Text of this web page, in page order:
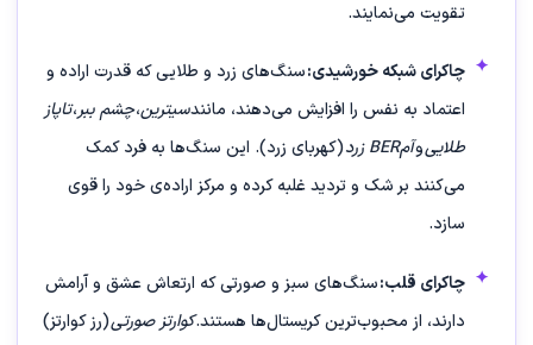
تقویت می‌نمایند.
چاکرای شبکه خورشیدی:سنگ‌های زرد و طلایی که قدرت اراده و
اعتماد به نفس را افزایش می‌دهند، مانندسیترین،چشم ببر،تاپاز
طلاییوآمBER زرد
(کهربای زرد). این سنگ‌ها به فرد کمک
می‌کنند بر شک و تردید غلبه کرده و مرکز اراده‌ی خود را قوی
سازد.
چاکرای قلب:سنگ‌های سبز و صورتی که ارتعاش عشق و آرامش
دارند، از محبوب‌ترین کریستال‌ها هستند.کوارتز صورتی(رز کوارتز)